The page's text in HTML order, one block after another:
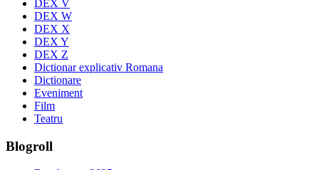
DEX V
DEX W
DEX X
DEX Y
DEX Z
Dictionar explicativ Romana
Dictionare
Eveniment
Film
Teatru
Blogroll